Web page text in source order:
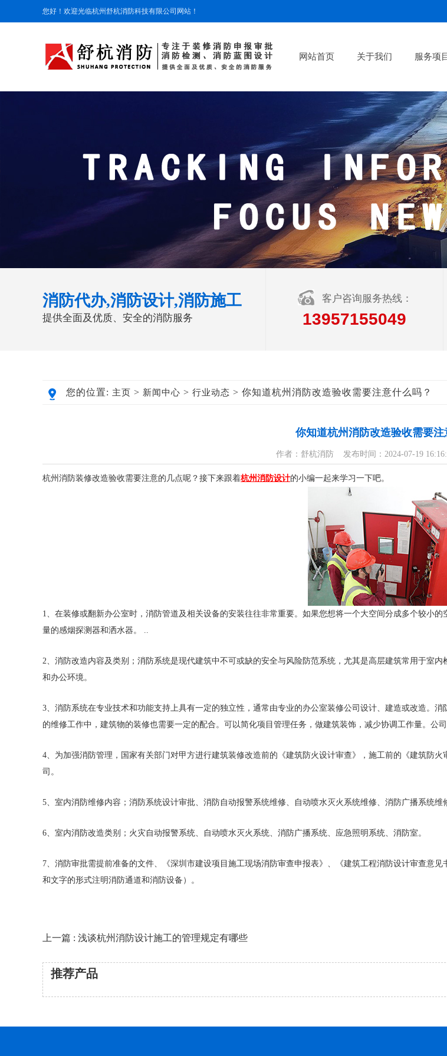
您好！欢迎光临杭州舒杭消防科技有限公司网站！
网站首页 关于我们 服务项目
消防代办,消防设计,消防施工
提供全面及优质、安全的消防服务
客户咨询服务热线：
13957155049
您的位置: 主页 > 新闻中心 > 行业动态 > ​你知道杭州消防改造验收需要注意什么吗？
你知道杭州消防改造验收需要注
作者：舒杭消防 发布时间：2024-07-19
杭州消防装修改造验收需要注意的几点呢？接下来跟着杭州消防设计的小编一起来学习一下吧。
1、在装修或翻新办公室时，消防管道及相关设备的安装往往非常重要。如果您想将一个大空间分成多个较小
量的感烟探测器和洒水器。 ..
2、消防改造内容及类别；消防系统是现代建筑中不可或缺的安全与风险防范系统，尤其是高层建筑常用于室
和办公环境。
3、消防系统在专业技术和功能支持上具有一定的独立性，通常由专业的办公室装修公司设计、建造或改造。
的维修工作中，建筑物的装修也需要一定的配合。可以简化项目管理任务，做建筑装饰，减少协调工作量。公
4、为加强消防管理，国家有关部门对甲方进行建筑装修改造前的《建筑防火设计审查》，施工前的《建筑防
司。
5、室内消防维修内容；消防系统设计审批、消防自动报警系统维修、自动喷水灭火系统维修、消防广播系统
6、室内消防改造类别；火灾自动报警系统、自动喷水灭火系统、消防广播系统、应急照明系统、消防室。
7、消防审批需提前准备的文件、《深圳市建设项目施工现场消防审查申报表》、《建筑工程消防设计审查意
和文字的形式注明消防通道和消防设备）。
上一篇 : 浅谈杭州消防设计施工的管理规定有哪些
推荐产品